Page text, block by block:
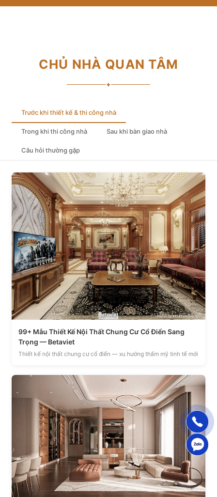
CHỦ NHÀ QUAN TÂM
✦
Trước khi thiết kế & thi công nhà
Trong khi thi công nhà Sau khi bàn giao nhà
Câu hỏi thường gặp
99+ Mẫu Thiết Kế Nội Thất Chung Cư Cổ Điển Sang
Trọng — Betaviet
Thiết kế nội thất chung cư cổ điển — xu hướng thẩm mỹ tinh tế mới